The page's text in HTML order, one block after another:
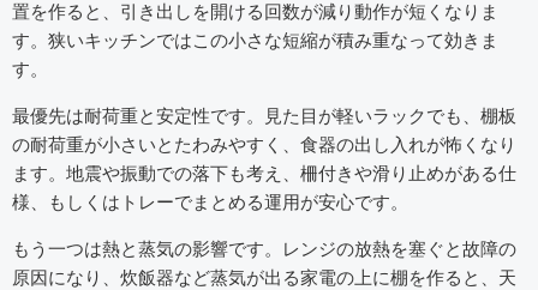
置を作ると、引き出しを開ける回数が減り動作が短くなりま
す。狭いキッチンではこの小さな短縮が積み重なって効きま
す。
最優先は耐荷重と安定性です。見た目が軽いラックでも、棚板
の耐荷重が小さいとたわみやすく、食器の出し入れが怖くなり
ます。地震や振動での落下も考え、柵付きや滑り止めがある仕
様、もしくはトレーでまとめる運用が安心です。
もう一つは熱と蒸気の影響です。レンジの放熱を塞ぐと故障の
原因になり、炊飯器など蒸気が出る家電の上に棚を作ると、天